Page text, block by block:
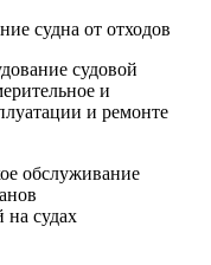
судна от отходов
судовой
и
и ремонте
обслуживание
на судах